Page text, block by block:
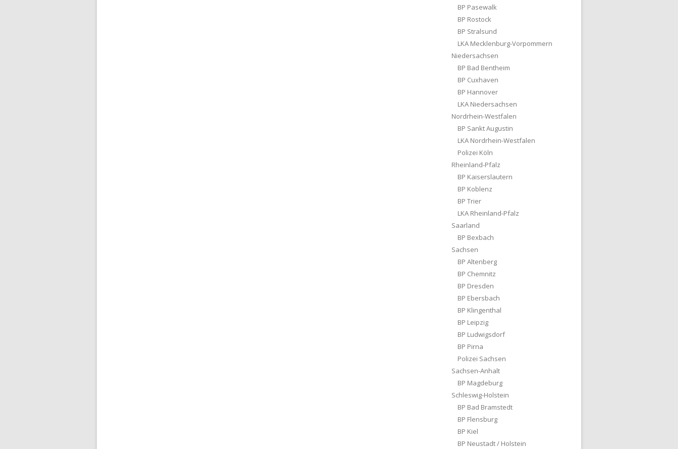
BP Pasewalk
BP Rostock
BP Stralsund
LKA Mecklenburg-Vorpommern
Niedersachsen
BP Bad Bentheim
BP Cuxhaven
BP Hannover
LKA Niedersachsen
Nordrhein-Westfalen
BP Sankt Augustin
LKA Nordrhein-Westfalen
Polizei Köln
Rheinland-Pfalz
BP Kaiserslautern
BP Koblenz
BP Trier
LKA Rheinland-Pfalz
Saarland
BP Bexbach
Sachsen
BP Altenberg
BP Chemnitz
BP Dresden
BP Ebersbach
BP Klingenthal
BP Leipzig
BP Ludwigsdorf
BP Pirna
Polizei Sachsen
Sachsen-Anhalt
BP Magdeburg
Schleswig-Holstein
BP Bad Bramstedt
BP Flensburg
BP Kiel
BP Neustadt / Holstein